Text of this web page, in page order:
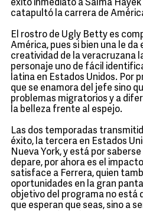
éxito inmediato a Salma
catapultó la carrera de
El rostro de Ugly Betty es
América, pues si bien una le da
creatividad de la veracruzana
personaje uno de fácil
latina en Estados Unidos. Por
que se enamora del jefe sino
problemas migratorios y a
la belleza frente al espejo.
Las dos temporadas
éxito, la tercera en Estados
Nueva York, y está por
depare, por ahora es el
satisface a Ferrera, quien
oportunidades en la gran
objetivo del programa no está
que esperan que seas, sino a